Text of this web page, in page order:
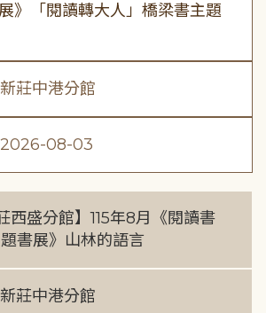
》「閱讀轉大人」橋梁書主題
新莊中港分館
2026-08-03
西盛分館】115年8月《閱讀書
書展》山林的語言
新莊中港分館